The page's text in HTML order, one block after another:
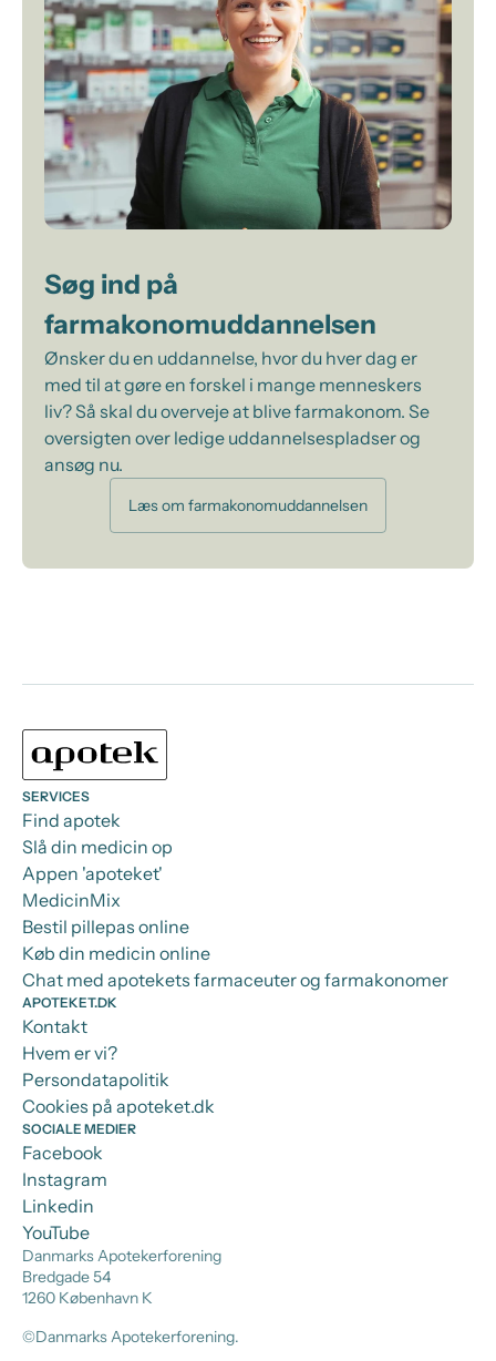
Søg ind på
farmakonomuddannelsen
Ønsker du en uddannelse, hvor du hver dag er
med til at gøre en forskel i mange menneskers
liv? Så skal du overveje at blive farmakonom. Se
oversigten over ledige uddannelsespladser og
ansøg nu.
Læs om farmakonomuddannelsen
Danmarks Apotekerforening
Bredgade 54
1260 København K
©Danmarks Apotekerforening.
SERVICES
Find apotek
Slå din medicin op
Appen 'apoteket'
MedicinMix
Bestil pillepas online
Køb din medicin online
Chat med apotekets farmaceuter og farmakonomer
APOTEKET.DK
Kontakt
Hvem er vi?
Persondatapolitik
Cookies på apoteket.dk
SOCIALE MEDIER
Facebook
Instagram
Linkedin
YouTube